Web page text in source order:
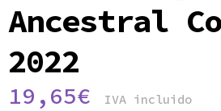
Ancestral
2022
19,65€ IVA incluido